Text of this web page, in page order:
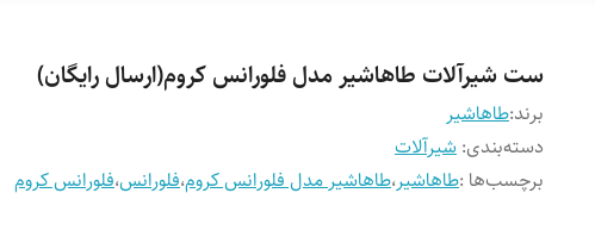
ست شیرآلات طاهاشیر مدل فلورانس کروم(ارسال رایگان)
برند:طاهاشیر
دسته‌بندی: شیرآلات
برچسب‌ها :طاهاشیر،طاهاشیر مدل فلورانس کروم،فلورانس،فلورانس کروم